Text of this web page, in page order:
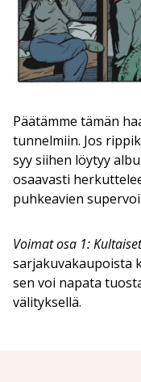
Päätämme tämän
tunnelmiin. Jos
syy siihen löytyy
osaavasti
puhkeavien
Voimat osa 1:
sarjakuvakaupoista
sen voi napata
välityksellä.